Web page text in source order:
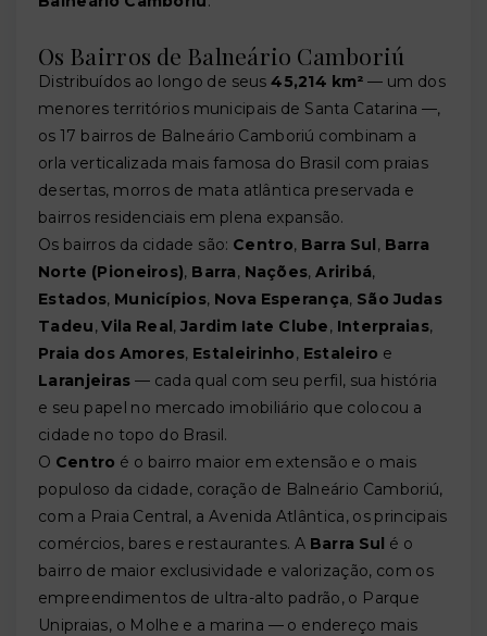
Os Bairros de Balneário Camboriú
Distribuídos ao longo de seus45,214 km² — um dos
menores territórios municipais de Santa Catarina —,
os 17 bairros de Balneário Camboriú combinam a
orla verticalizada mais famosa do Brasil com praias
desertas, morros de mata atlântica preservada e
bairros residenciais em plena expansão.
Os bairros da cidade são: Centro, Barra Sul, Barra
Norte (Pioneiros), Barra, Nações,Ariribá,
Estados, Municípios, Nova Esperança, São Judas
Tadeu,Vila Real,Jardim Iate Clube, Interpraias,
Praia dos Amores, Estaleirinho, Estaleiro e
Laranjeiras — cada qual com seu perfil, sua história
e seu papel no mercado imobiliário que colocou a
cidade no topo do Brasil.
O Centro é o bairro maior em extensão e o mais
populoso da cidade, coração de Balneário Camboriú,
com a Praia Central, a Avenida Atlântica, os principais
comércios, bares e restaurantes. A Barra Sul é o
bairro de maior exclusividade e valorização, com os
empreendimentos de ultra-alto padrão, o Parque
Unipraias, o Molhe e a marina — o endereço mais